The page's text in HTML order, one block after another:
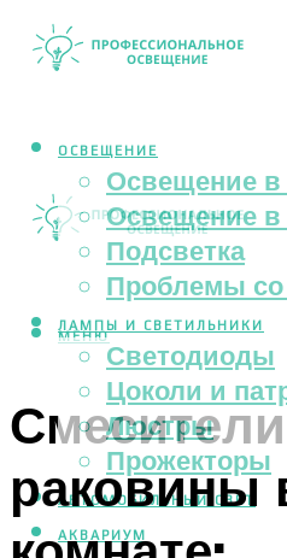
ОСВЕЩЕНИЕ
Освещение в
Освещение в
Подсветка
Проблемы со
ЛАМПЫ И СВЕТИЛЬНИКИ
Светодиоды
Цоколи и
Люстры
Прожекторы
АВТОМОБИЛЬНЫЙ СВЕТ
АКВАРИУМ
МЕНЮ
раковины